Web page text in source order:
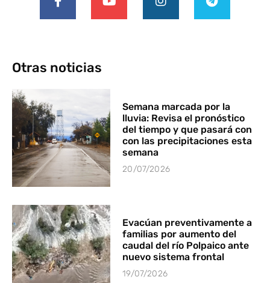
Otras noticias
Semana marcada por la
lluvia: Revisa el pronóstico
del tiempo y que pasará con
con las precipitaciones esta
semana
20/07/2026
Evacúan preventivamente a
familias por aumento del
caudal del río Polpaico ante
nuevo sistema frontal
19/07/2026